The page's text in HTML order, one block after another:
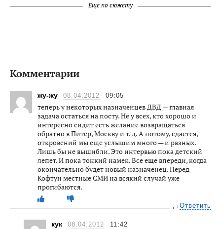
Еще по сюжету
Комментарии
жу-жу 08.04.2012 09:05
теперь у некоторых назначенцев ДВД — главная
задача остаться на посту. Не у всех, кто хорошо и
интересно сидит есть желание возвращаться
обратно в Питер, Москву и т. д. А потому, сдается,
откровений мы еще услышим много — и разных.
Лишь бы не вышибли. Это интервью пока детский
лепет. И пока тонкий намек. Все еще впереди, когда
окончательно будет новый назначенец. Перед
Кофтун местные СМИ на всякий случай уже
прогибаются.
Ответить
кук 08.04.2012 11:42